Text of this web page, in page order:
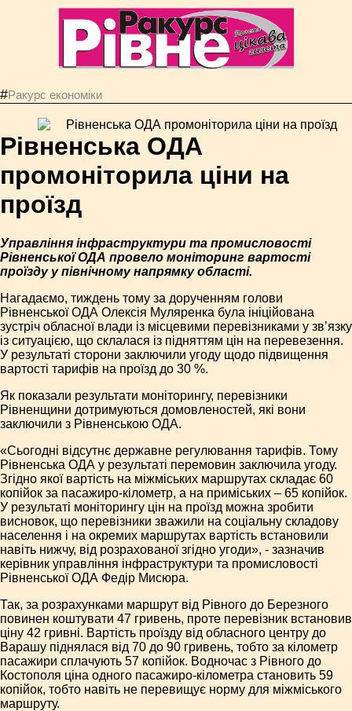
#Ракурс економiки
Рівненська ОДА
промоніторила ціни на
проїзд
Управління інфраструктури та промисловості
Рівненської ОДА провело моніторинг вартості
проїзду у північному напрямку області.
Нагадаємо, тиждень тому за дорученням голови
Рівненської ОДА Олексія Муляренка була ініційована
зустріч обласної влади із місцевими перевізниками у зв’язку
із ситуацією, що склалася із підняттям цін на перевезення.
У результаті сторони заключили угоду щодо підвищення
вартості тарифів на проїзд до 30 %.
Як показали результати моніторингу, перевізники
Рівненщини дотримуються домовленостей, які вони
заключили з Рівненською ОДА.
«Сьогодні відсутнє державне регулювання тарифів. Тому
Рівненська ОДА у результаті перемовин заключила угоду.
Згідно якої вартість на міжміських маршрутах складає 60
копійок за пасажиро-кілометр, а на приміських – 65 копійок.
У результаті моніторингу цін на проїзд можна зробити
висновок, що перевізники зважили на соціальну складову
населення і на окремих маршрутах вартість встановили
навіть нижчу, від розрахованої згідно угоди», - зазначив
керівник управління інфраструктури та промисловості
Рівненської ОДА Федір Мисюра.
Так, за розрахунками маршрут від Рівного до Березного
повинен коштувати 47 гривень, проте перевізник встановив
ціну 42 гривні. Вартість проїзду від обласного центру до
Варашу піднялася від 70 до 90 гривень, тобто за кілометр
пасажири сплачують 57 копійок. Водночас з Рівного до
Костополя ціна одного пасажиро-кілометра становить 59
копійок, тобто навіть не перевищує норму для міжміського
маршруту.